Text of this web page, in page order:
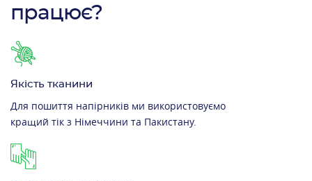
працює?
Якість тканини
Для пошиття напірників ми використовуємо
кращий тік з Німеччини та Пакистану.